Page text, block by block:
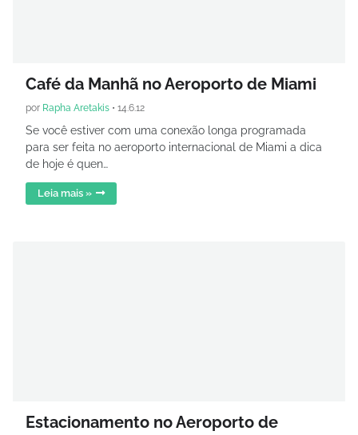
Café da Manhã no Aeroporto de Miami
por Rapha Aretakis • 14.6.12
Se você estiver com uma conexão longa programada
para ser feita no aeroporto internacional de Miami a dica
de hoje é quen…
Leia mais »
Estacionamento no Aeroporto de